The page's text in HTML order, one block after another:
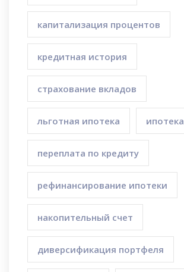
капитализация процентов
кредитная история
страхование вкладов
льготная ипотека ипотека
переплата по кредиту
рефинансирование ипотеки
накопительный счет
диверсификация портфеля